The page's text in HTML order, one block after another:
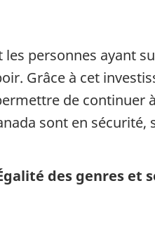
personnes ayant
Grâce à cet
de continuer
sont en sécurité,
des genres et